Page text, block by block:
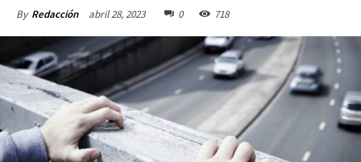
By Redacción abril 28, 2023 0 718